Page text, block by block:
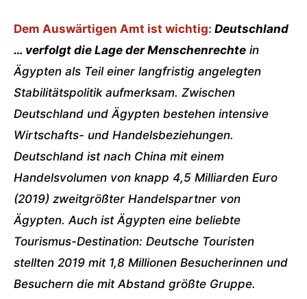
Dem Auswärtigen Amt ist wichtig: Deutschland
… verfolgt die Lage der Menschenrechte in
Ägypten als Teil einer langfristig angelegten
Stabilitätspolitik aufmerksam. Zwischen
Deutschland und Ägypten bestehen intensive
Wirtschafts- und Handelsbeziehungen.
Deutschland ist nach China mit einem
Handelsvolumen von knapp 4,5 Milliarden Euro
(2019) zweitgrößter Handelspartner von
Ägypten. Auch ist Ägypten eine beliebte
Tourismus-Destination: Deutsche Touristen
stellten 2019 mit 1,8 Millionen Besucherinnen und
Besuchern die mit Abstand größte Gruppe.